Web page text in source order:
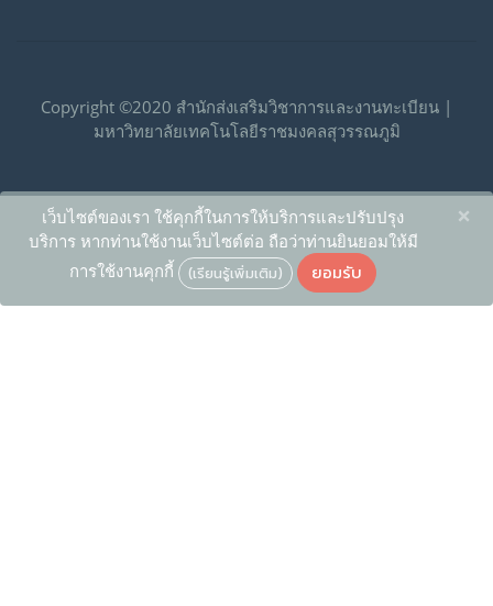
Copyright ©2020 สำนักส่งเสริมวิชาการและงานทะเบียน |
มหาวิทยาลัยเทคโนโลยีราชมงคลสุวรรณภูมิ
เว็บไซต์ของเรา ใช้คุกกี้ในการให้บริการและปรับปรุง
บริการ หากท่านใช้งานเว็บไซต์ต่อ ถือว่าท่านยินยอมให้มี
การใช้งานคุกกี้ (เรียนรู้เพิ่มเติม) ยอมรับ
×